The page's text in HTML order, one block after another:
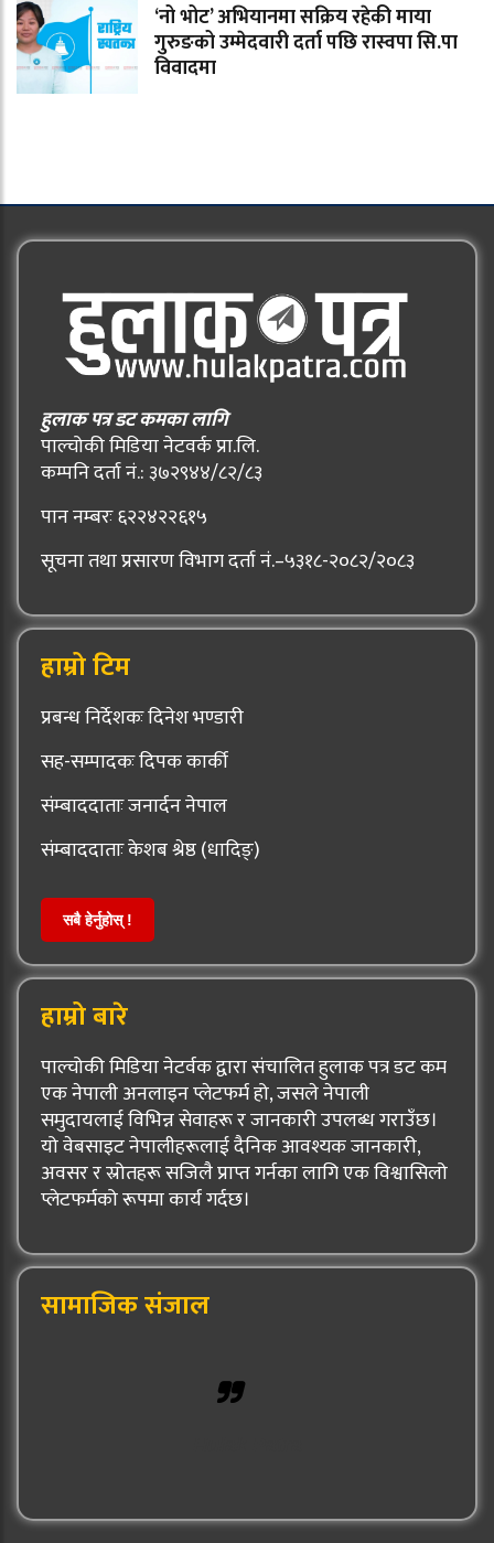
‘नो भोट’ अभियानमा सक्रिय रहेकी माया
गुरुङको उम्मेदवारी दर्ता पछि रास्वपा सि.पा
विवादमा
हुलाक पत्र डट कमका लागि
पाल्चोकी मिडिया नेटवर्क प्रा.लि.
कम्पनि दर्ता नं.: ३७२९४४/८२/८३
पान नम्बरः ६२२४२२६१५
सूचना तथा प्रसारण विभाग दर्ता नं.–५३१८-२०८२/२०८३
हाम्रो टिम
प्रबन्ध निर्देशकः दिनेश भण्डारी
सह-सम्पादकः दिपक कार्की
संम्बाददाताः जनार्दन नेपाल
संम्बाददाताः केशब श्रेष्ठ (धादिङ्)
सबै हेर्नुहोस् !
हाम्रो बारे
पाल्चोकी मिडिया नेटर्वक द्वारा संचालित हुलाक पत्र डट कम
एक नेपाली अनलाइन प्लेटफर्म हो, जसले नेपाली
समुदायलाई विभिन्न सेवाहरू र जानकारी उपलब्ध गराउँछ।
यो वेबसाइट नेपालीहरूलाई दैनिक आवश्यक जानकारी,
अवसर र स्रोतहरू सजिलै प्राप्त गर्नका लागि एक विश्वासिलो
प्लेटफर्मको रूपमा कार्य गर्दछ।
सामाजिक संजाल